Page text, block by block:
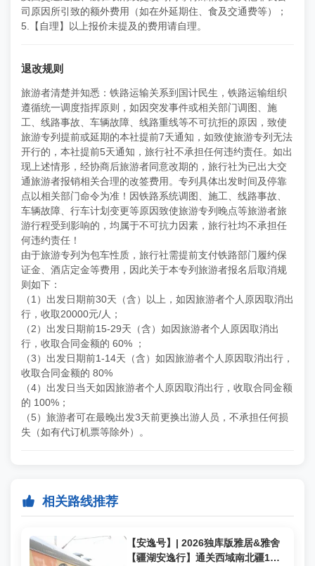
司原因所引致的额外费用（如在外延期住、食及交通费等）；
5.【自理】以上报价未提及的费用请自理。
退改规则
旅游者清楚并知悉：铁路运输关系到国计民生，铁路运输组织
遵循统一调度指挥原则，如因突发事件或相关部门调图、施
工、线路事故、车辆故障、线路重线等不可抗拒的原因，致使
旅游专列提前或延期的本社提前7天通知，如致使旅游专列无法
开行的，本社提前5天通知，旅行社不承担任何违约责任。如出
现上述情形，经协商后旅游者同意改期的，旅行社为已出大交
通旅游者报销相关合理的改签费用。专列具体出发时间及停靠
点以相关部门命令为准！因铁路系统调图、施工、线路事故、
车辆故障、行车计划变更等原因致使旅游专列晚点等旅游者旅
游行程受到影响的，均属于不可抗力因素，旅行社均不承担任
何违约责任！
由于旅游专列为包车性质，旅行社需提前支付铁路部门履约保
证金、酒店定金等费用，因此关于本专列旅游者报名后取消规
则如下：
（1）出发日期前30天（含）以上，如因旅游者个人原因取消出
行，收取20000元/人；
（2）出发日期前15-29天（含）如因旅游者个人原因取消出
行，收取合同金额的 60% ；
（3）出发日期前1-14天（含）如因旅游者个人原因取消出行，
收取合同金额的 80%
（4）出发日当天如因旅游者个人原因取消出行，收取合同金额
的 100%；
（5）旅游者可在最晚出发3天前更换出游人员，不承担任何损
失（如有代订机票等除外）。
 相关路线推荐
【安逸号】| 2026独库版雅居&雅舍
【疆湖安逸行】通关西域南北疆16